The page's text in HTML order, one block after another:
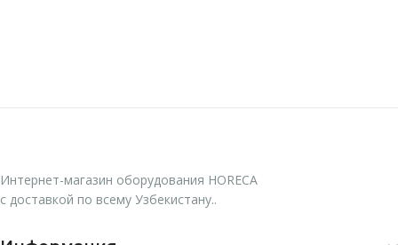
Интернет-магазин оборудования HORECA
с доставкой по всему Узбекистану..